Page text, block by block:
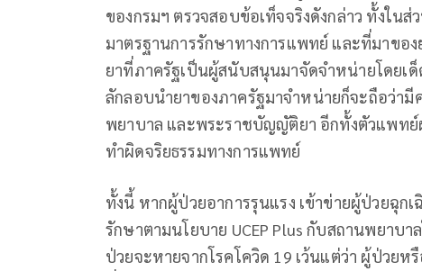
ของกรมฯ ตรวจสอบข้อเท็จจริงดังกล่าว ทั้งใ
มาตรฐานการรักษาทางการแพทย์ และที่มาขอ
ยาที่ภาครัฐเป็นผู้สนับสนุนมาจัดจำหน่ายโดยเ
ลักลอบนำยาของภาครัฐมาจำหน่ายก็จะถือว่
พยาบาล และพระราชบัญญัติยา อีกทั้งตัวแพทย์
ทำผิดจริยธรรมทางการแพทย์
ทั้งนี้ หากผู้ป่วยอาการรุนแรง เข้าข่ายผู้ป่วยฉุก
รักษาตามนโยบาย UCEP Plus กับสถานพยาบ
ป่วยจะหายจากโรคโควิด 19 เว้นแต่ว่า ผู้ป่วย